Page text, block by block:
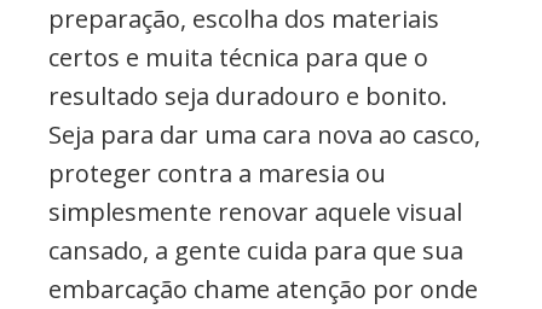
preparação, escolha dos materiais
certos e muita técnica para que o
resultado seja duradouro e bonito.
Seja para dar uma cara nova ao casco,
proteger contra a maresia ou
simplesmente renovar aquele visual
cansado, a gente cuida para que sua
embarcação chame atenção por onde